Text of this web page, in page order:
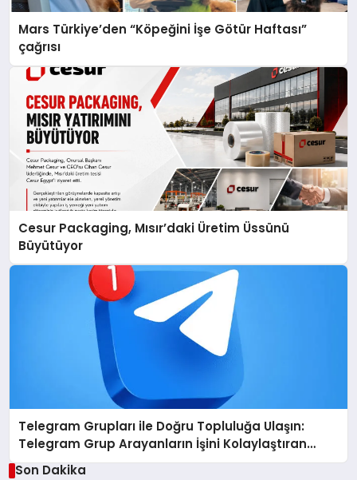
Mars Türkiye’den “Köpeğini İşe Götür Haftası”
çağrısı
Cesur Packaging, Mısır’daki Üretim Üssünü
Büyütüyor
Telegram Grupları ile Doğru Topluluğa Ulaşın:
Telegram Grup Arayanların İşini Kolaylaştıran
Çözüm
Son Dakika